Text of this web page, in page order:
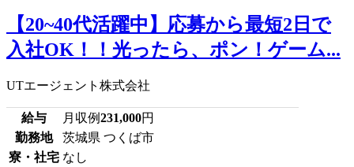
【20~40代活躍中】応募から最短2日で
入社OK！！光ったら、ポン！ゲーム...
UTエージェント株式会社
給与 月収例231,000円
勤務地
茨城県 つくば市
寮・社宅 なし